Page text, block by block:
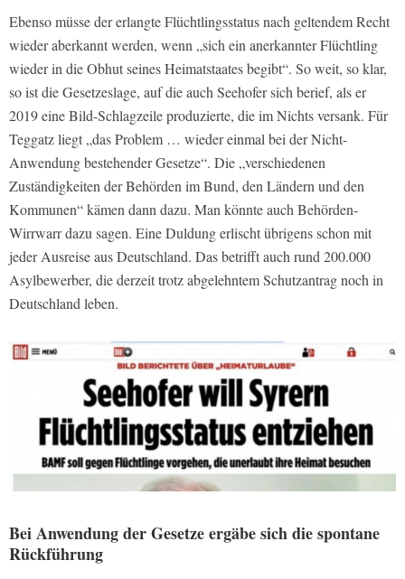
Ebenso müsse der erlangte Flüchtlingsstatus nach geltendem Recht
wieder aberkannt werden, wenn „sich ein anerkannter Flüchtling
wieder in die Obhut seines Heimatstaates begibt“. So weit, so klar,
so ist die Gesetzeslage, auf die auch Seehofer sich berief, als er
2019 eine Bild-Schlagzeile produzierte, die im Nichts versank. Für
Teggatz liegt „das Problem … wieder einmal bei der Nicht-
Anwendung bestehender Gesetze“. Die „verschiedenen
Zuständigkeiten der Behörden im Bund, den Ländern und den
Kommunen“ kämen dann dazu. Man könnte auch Behörden-
Wirrwarr dazu sagen. Eine Duldung erlischt übrigens schon mit
jeder Ausreise aus Deutschland. Das betrifft auch rund 200.000
Asylbewerber, die derzeit trotz abgelehntem Schutzantrag noch in
Deutschland leben.
Bei Anwendung der Gesetze ergäbe sich die spontane
Rückführung